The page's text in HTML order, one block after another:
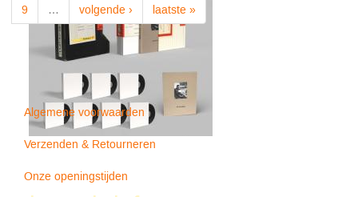
9
… volgende › laatste »
Algemene voorwaarden
Verzenden & Retourneren
Onze openingstijden